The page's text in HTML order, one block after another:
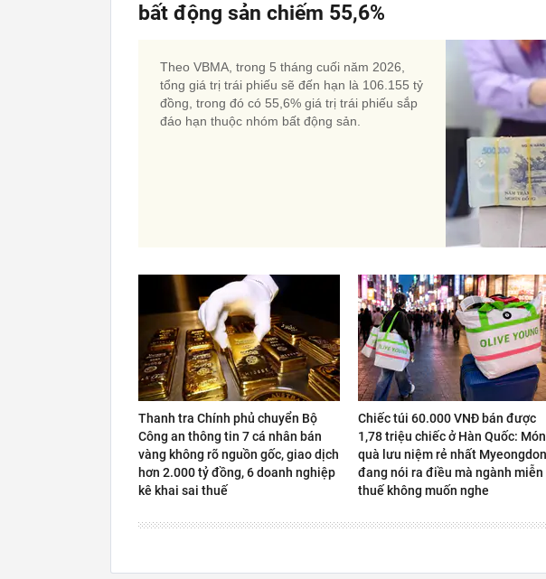
bất động sản chiếm 55,6%
Theo VBMA, trong 5 tháng cuối năm 2026,
tổng giá trị trái phiếu sẽ đến hạn là 106.155 tỷ
đồng, trong đó có 55,6% giá trị trái phiếu sắp
đáo hạn thuộc nhóm bất động sản.
Thanh tra Chính phủ chuyển Bộ
Công an thông tin 7 cá nhân bán
vàng không rõ nguồn gốc, giao dịch
hơn 2.000 tỷ đồng, 6 doanh nghiệp
kê khai sai thuế
Chiếc túi 60.000 VNĐ bán được
1,78 triệu chiếc ở Hàn Quốc: Món
quà lưu niệm rẻ nhất
đang nói ra điều mà ngành miễn
thuế không muốn nghe